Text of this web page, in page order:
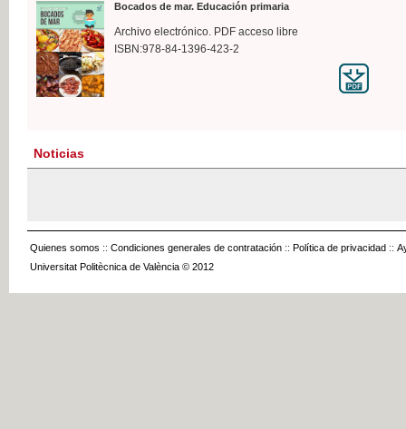
Bocados de mar. Educación primaria
Archivo electrónico. PDF acceso libre
ISBN:978-84-1396-423-2
Noticias
Quienes somos :: Condiciones generales de contratación :: Política de privacidad ::
Universitat Politècnica de València © 2012